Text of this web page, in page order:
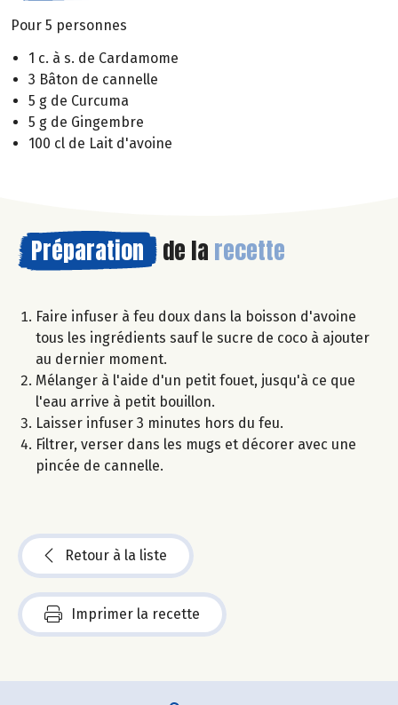
Pour 5 personnes
1 c. à s. de Cardamome
3 Bâton de cannelle
5 g de Curcuma
5 g de Gingembre
100 cl de Lait d'avoine
Préparation de la recette
Faire infuser à feu doux dans la boisson d'avoine
tous les ingrédients sauf le sucre de coco à ajouter
au dernier moment.
Mélanger à l'aide d'un petit fouet, jusqu'à ce que
l'eau arrive à petit bouillon.
Laisser infuser 3 minutes hors du feu.
Filtrer, verser dans les mugs et décorer avec une
pincée de cannelle.
Retour à la liste
Imprimer la recette